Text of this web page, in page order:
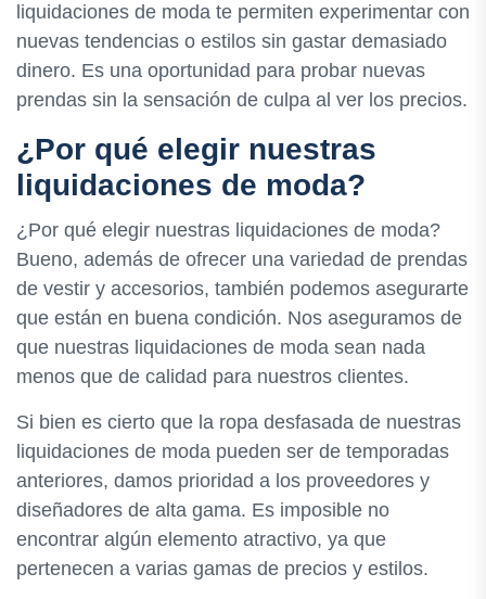
liquidaciones de moda te permiten experimentar con
nuevas tendencias o estilos sin gastar demasiado
dinero. Es una oportunidad para probar nuevas
prendas sin la sensación de culpa al ver los precios.
¿Por qué elegir nuestras
liquidaciones de moda?
¿Por qué elegir nuestras liquidaciones de moda?
Bueno, además de ofrecer una variedad de prendas
de vestir y accesorios, también podemos asegurarte
que están en buena condición. Nos aseguramos de
que nuestras liquidaciones de moda sean nada
menos que de calidad para nuestros clientes.
Si bien es cierto que la ropa desfasada de nuestras
liquidaciones de moda pueden ser de temporadas
anteriores, damos prioridad a los proveedores y
diseñadores de alta gama. Es imposible no
encontrar algún elemento atractivo, ya que
pertenecen a varias gamas de precios y estilos.